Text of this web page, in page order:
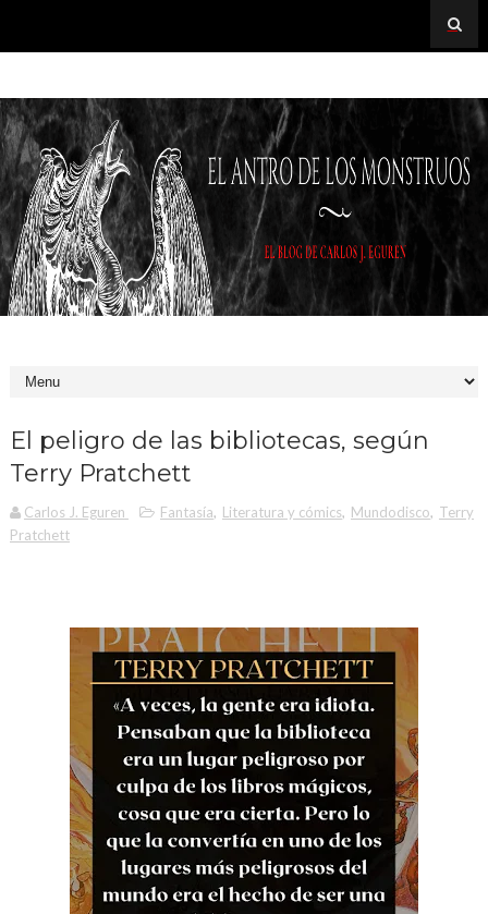
El peligro de las bibliotecas, según
Terry Pratchett
Carlos J. Eguren Fantasía, Literatura y cómics, Mundodisco, Terry
Pratchett